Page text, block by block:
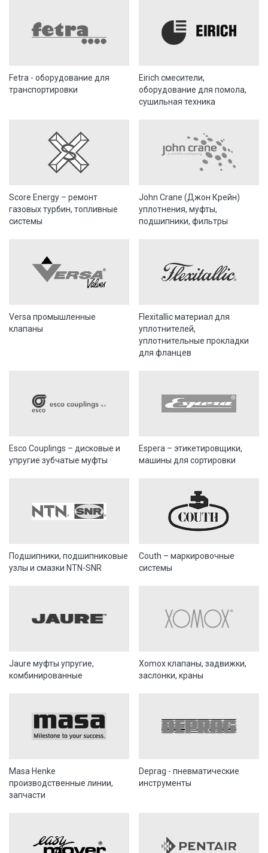
Fetra - оборудование для
транспортировки
Eirich смесители,
оборудование для помола,
cушильная техника
Score Energy – ремонт
газовых турбин, топливные
системы
John Crane (Джон Крейн)
уплотнения, муфты,
подшипники, фильтры
Versa промышленные
клапаны
Flexitallic материал для
уплотнителей,
уплотнительные прокладки
для фланцев
Esco Couplings – дисковые и
упругие зубчатые муфты
Espera – этикетировщики,
машины для сортировки
Подшипники, подшипниковые
узлы и смазки NTN-SNR
Couth – маркировочные
системы
Jaure муфты упругие,
комбинированные
Xomox клапаны, задвижки,
заслонки, краны
Masa Henke
производственные линии,
запчасти
Deprag - пневматические
инструменты